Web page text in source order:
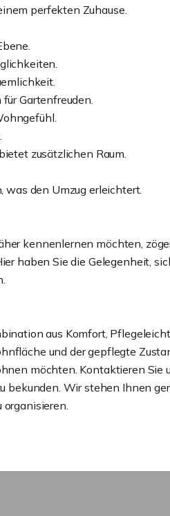
perfekten Zuhause.
Gartenfreuden.
zusätzlichen Raum.
den Umzug erleichtert.
kennenlernen möchten,
haben Sie die Gelegenheit,
aus Komfort,
und der gepflegte
möchten. Kontaktieren Sie
Wir stehen Ihnen